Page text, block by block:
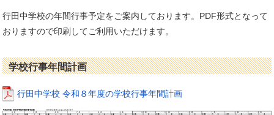
行田中学校の年間行事予定をご案内しております。PDF形式となって
おりますので印刷してご利用いただけます。
学校行事年間計画
行田中学校 令和８年度の学校行事年間計画